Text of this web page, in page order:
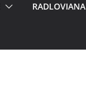
RADLOVIANA